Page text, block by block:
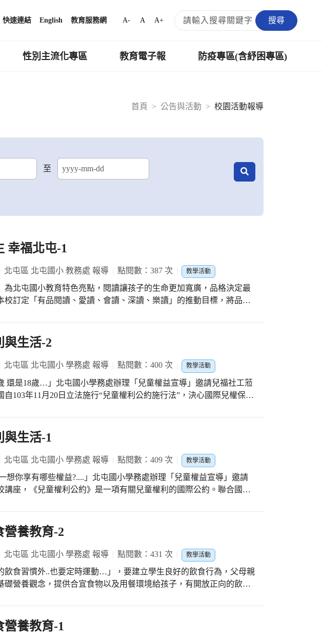
快速連結 English 教育服務網 A- A A+ 搜尋
性別主流化專區 教育電子報 防疫專區(含紓困專區)
首頁
公告與活動 校園活動報導
至
幸福北屯-1
北屯區 北屯國小 教務處 報導 點閱數：387 次 教學活動
為北屯國小教育特色亮點，閱讀讓孩子的生命更加寬廣，品格決定最
校訂定「有品閱讀、愛讀、會讀、深讀、樂讀」的推動目標，將品德
真實需求，幫助學生能愛讀、會讀、深讀、樂讀，並且能明辨是非善
善並行善，並且表現出善良的行為，落實實踐在日常生活中，最終能
的發展。
與生活-2
北屯區 北屯國小 學務處 報導 點閱數：400 次 教學活動
工蒞
自103年11月20日立法施行“兒童權利公約施行法”，決心國際兒權保障
與生活-1
北屯區 北屯國小 學務處 報導 點閱數：409 次 教學活動
講座，《兒童權利公約》是一項有關兒童權利的國際公約。聯合國在
，並涵蓋所有人權範疇，保障兒童在公民、經濟、政治、文化和社會
營養教育-2
北屯區 北屯國小 學務處 報導 點閱數：431 次 教學活動
飲食習慣外..也要定時運動…」，要建立學生良好的飲食行為，父母親
礎營養觀念，提供合宜食物以及用餐環境給孩子，有開放正向的飲食
營養教育-1